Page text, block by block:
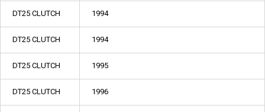
DT25 CLUTCH 1994
DT25 CLUTCH 1994
DT25 CLUTCH 1995
DT25 CLUTCH 1996